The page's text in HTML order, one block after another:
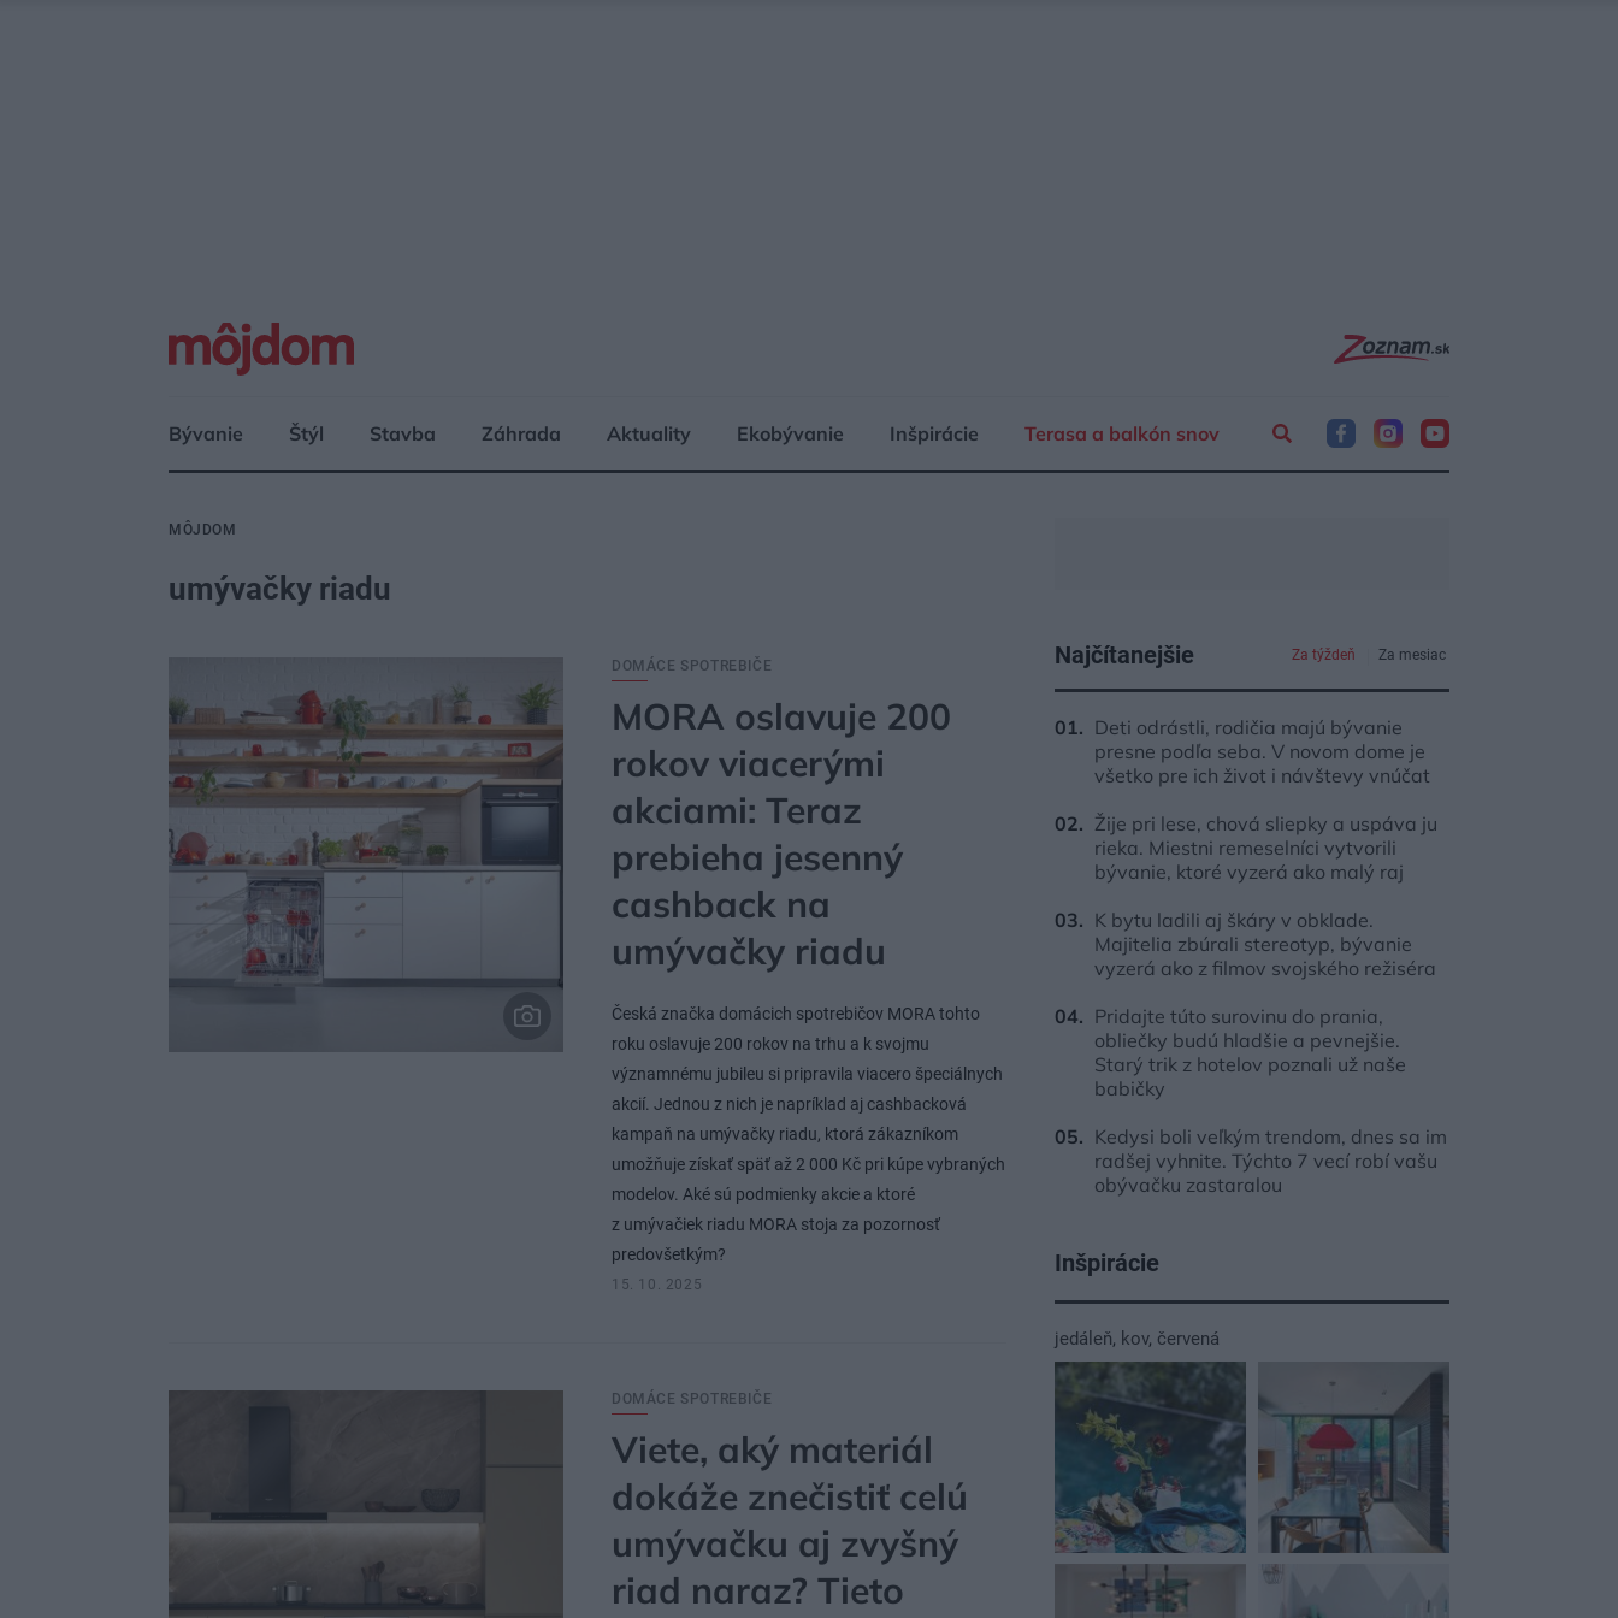
Bývanie Štýl Stavba Záhrada Aktuality Ekobývanie Inšpirácie Terasa a balkón snov
MÔJDOM
umývačky riadu
DOMÁCE SPOTREBIČE
MORA oslavuje 200
rokov viacerými
akciami: Teraz
prebieha jesenný
cashback na
umývačky riadu
Česká značka domácich spotrebičov MORA tohto
roku oslavuje 200 rokov na trhu a k svojmu
významnému jubileu si pripravila viacero špeciálnych
akcií. Jednou z nich je napríklad aj cashbacková
kampaň na umývačky riadu, ktorá zákazníkom
umožňuje získať späť až 2 000 Kč pri kúpe vybraných
modelov. Aké sú podmienky akcie a ktoré
z umývačiek riadu MORA stoja za pozornosť
predovšetkým?
15. 10. 2025
DOMÁCE SPOTREBIČE
Viete, aký materiál
dokáže znečistiť celú
umývačku aj zvyšný
riad naraz? Tieto
Najčítanejšie Za týždeň Za mesiac
Deti odrástli, rodičia majú bývanie
presne podľa seba. V novom dome je
všetko pre ich život i návštevy vnúčat
Žije pri lese, chová sliepky a uspáva ju
rieka. Miestni remeselníci vytvorili
bývanie, ktoré vyzerá ako malý raj
K bytu ladili aj škáry v obklade.
Majitelia zbúrali stereotyp, bývanie
vyzerá ako z filmov svojského režiséra
Pridajte túto surovinu do prania,
obliečky budú hladšie a pevnejšie.
Starý trik z hotelov poznali už naše
babičky
Kedysi boli veľkým trendom, dnes sa im
radšej vyhnite. Týchto 7 vecí robí vašu
obývačku zastaralou
Inšpirácie
jedáleň, kov, červená